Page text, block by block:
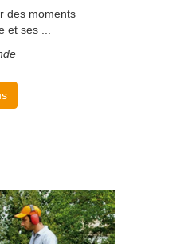
des moments
et ses ...